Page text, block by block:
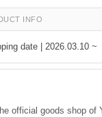
INFO
date | 2026.03.10 ~
official goods shop of